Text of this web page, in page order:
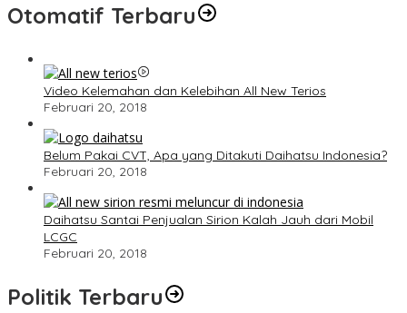
Otomatif Terbaru
Video Kelemahan dan Kelebihan All New Terios
Februari 20, 2018
Belum Pakai CVT, Apa yang Ditakuti Daihatsu Indonesia?
Februari 20, 2018
Daihatsu Santai Penjualan Sirion Kalah Jauh dari Mobil
LCGC
Februari 20, 2018
Politik Terbaru